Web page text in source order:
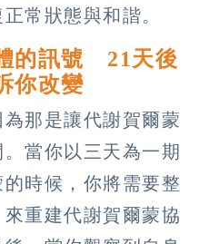
常狀態與和諧。
的訊號 21天後
你改變
那是讓代謝賀爾蒙
當你以三天為一期
時候，你將需要整
重建代謝賀爾蒙協